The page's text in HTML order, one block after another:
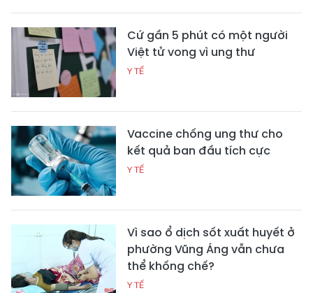
Cứ gần 5 phút có một người
Việt tử vong vì ung thư
Y TẾ
Vaccine chống ung thư cho
kết quả ban đầu tích cực
Y TẾ
Vì sao ổ dịch sốt xuất huyết ở
phường Vũng Áng vẫn chưa
thể khống chế?
Y TẾ